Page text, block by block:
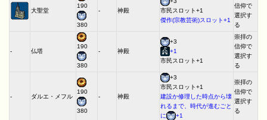
大聖堂
190
380
- 神殿
市民スロット+1
傑作(宗教芸術)スロット+1
信仰で
選択す
る
- 仏塔
190
380
- 神殿
+3
+1
市民スロット+1
崇拝の
信仰で
選択す
る
- ダルエ・メフル
190
380
- 神殿
+3
市民スロット+1
建設か修理した時点から壊
れるまで、時代が進むごと
に
+1
崇拝の
信仰で
選択す
る